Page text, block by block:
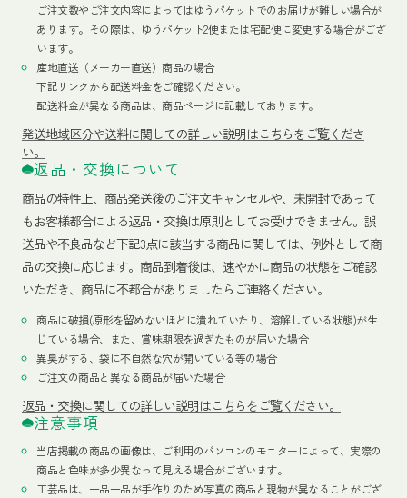
ご注文数やご注文内容によってはゆうパケットでのお届けが難しい場合が
あります。その際は、ゆうパケット2便または宅配便に変更する場合がござ
います。
産地直送（メーカー直送）商品の場合
下記リンクから配送料金をご確認ください。
配送料金が異なる商品は、商品ページに記載しております。
発送地域区分や送料に関しての詳しい説明はこちらをご覧くださ
い。
返品・交換について
商品の特性上、商品発送後のご注文キャンセルや、未開封であって
もお客様都合による返品・交換は原則としてお受けできません。誤
送品や不良品など下記3点に該当する商品に関しては、例外として商
品の交換に応じます。商品到着後は、速やかに商品の状態をご確認
いただき、商品に不都合がありましたらご連絡ください。
商品に破損(原形を留めないほどに潰れていたり、溶解している状態)が生
じている場合、また、賞味期限を過ぎたものが届いた場合
異臭がする、袋に不自然な穴が開いている等の場合
ご注文の商品と異なる商品が届いた場合
返品・交換に関しての詳しい説明はこちらをご覧ください。
注意事項
当店掲載の商品の画像は、ご利用のパソコンのモニターによって、実際の
商品と色味が多少異なって見える場合がございます。
工芸品は、一品一品が手作りのため写真の商品と現物が異なることがござ